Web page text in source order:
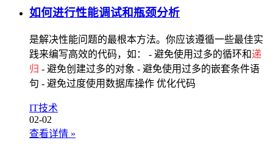
如何进行性能调试和瓶颈分析
是解决性能问题的最根本方法。你应该遵循一些最佳实
践来编写高效的代码，如： - 避免使用过多的循环和递
归 - 避免创建过多的对象 - 避免使用过多的嵌套条件语
句 - 避免过度使用数据库操作 优化代码
IT技术
02-02
查看详情 »